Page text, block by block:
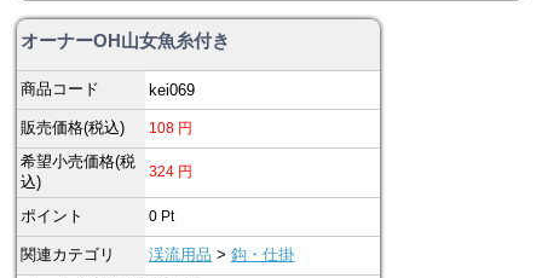
オーナーOH山女魚糸付き
商品コード kei069
販売価格(税込) 108 円
希望小売価格(税
込)
324 円
ポイント 0 Pt
関連カテゴリ 渓流用品 >鈎・仕掛